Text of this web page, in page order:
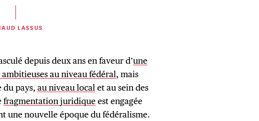
LASSUS
depuis deux ans en faveur d’une
au niveau fédéral, mais
du pays,au niveau local et au sein des
fragmentation juridiqueest engagée
une nouvelle époque du fédéralisme.